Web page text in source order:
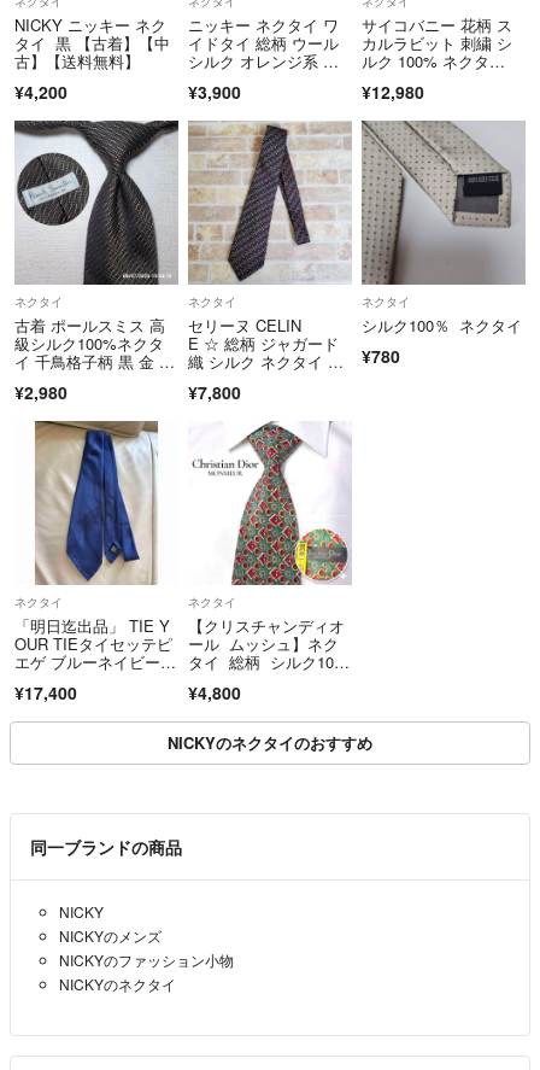
NICKY ニッキー ネク
タイ 黒 【古着】【中
古】【送料無料】
¥4,200
ニッキー ネクタイ ワ
イドタイ 総柄 ウール
シルク オレンジ系 ビ
¥3,900
サイコバニー 花柄 ス
カルラビット 刺繍 シ
ルク 100% ネクタ
¥12,980
ネクタイ
古着 ポールスミス 高
級シルク100%ネクタ
イ 千鳥格子柄 黒 金 P
¥2,980
ネクタイ
セリーヌ CELIN
E ☆ 総柄 ジャガード
織 シルク ネクタイ イ
ブラウン 水色 シルク
¥7,800
ネクタイ
シルク100％ ネクタイ
¥780
ネクタイ
「明日迄出品」 TIE Y
OUR TIEタイセッテピ
エゲ ブルーネイビー
¥17,400
ネクタイ
【クリスチャンディオ
ール ムッシュ】ネク
タイ 総柄 シルク10
¥4,800
NICKYのネクタイのおすすめ
同一ブランドの商品
NICKY
NICKYのメンズ
NICKYのファッション小物
NICKYのネクタイ